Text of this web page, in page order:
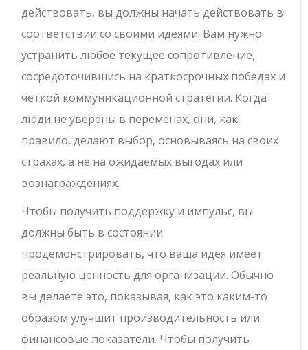
действовать, вы должны начать действовать в
соответствии со своими идеями. Вам нужно
устранить любое текущее сопротивление,
сосредоточившись на краткосрочных победах и
четкой коммуникационной стратегии. Когда
люди не уверены в переменах, они, как
правило, делают выбор, основываясь на своих
страхах, а не на ожидаемых выгодах или
вознаграждениях.
Чтобы получить поддержку и импульс, вы
должны быть в состоянии
продемонстрировать, что ваша идея имеет
реальную ценность для организации. Обычно
вы делаете это, показывая, как это каким-то
образом улучшит производительность или
финансовые показатели. Чтобы получить